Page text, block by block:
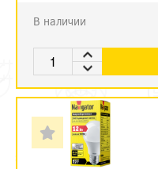
В наличии